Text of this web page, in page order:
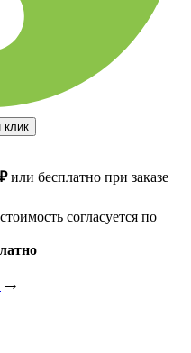
₽или бесплатно при заказе
согласуется по
→